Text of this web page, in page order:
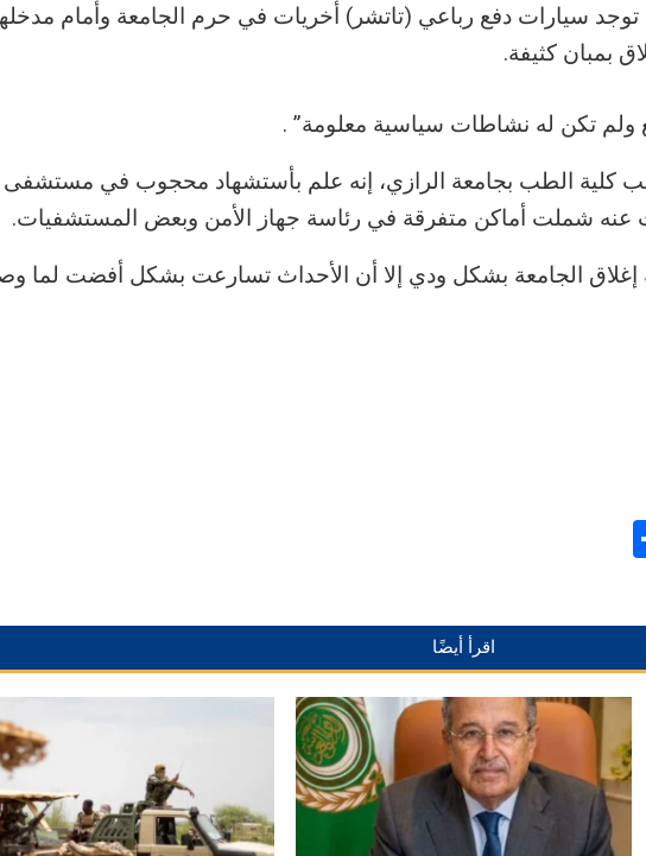
توجد سيارات دفع رباعي (تاتشر) أخريات في حرم الجامعة وأمام
بمبان كثيفة.
ولم تكن له نشاطات سياسية معلومة” .
كلية الطب بجامعة الرازي، إنه علم بأستشهاد محجوب في مستشفى
عنه شملت أماكن متفرقة في رئاسة جهاز الأمن وبعض المستشفيات.
إغلاق الجامعة بشكل ودي إلا أن الأحداث تسارعت بشكل أفضت لما
اقرأ أيضًا